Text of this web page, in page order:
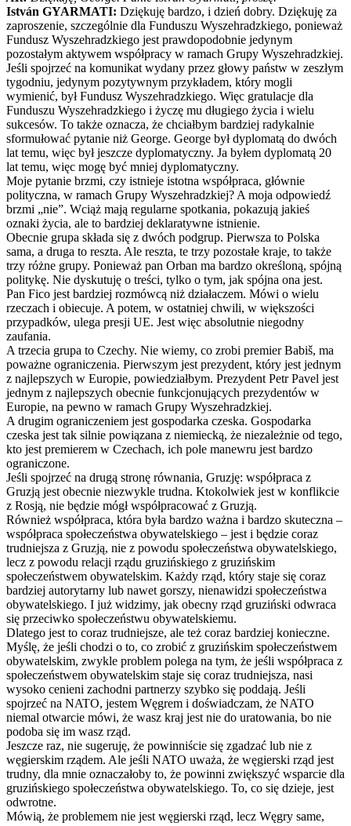
István GYARMATI: Dziękuję bardzo, i dzień dobry. Dziękuję za
zaproszenie, szczególnie dla Funduszu Wyszehradzkiego, ponieważ
Fundusz Wyszehradzkiego jest prawdopodobnie jedynym
pozostałym aktywem współpracy w ramach Grupy Wyszehradzkiej.
Jeśli spojrzeć na komunikat wydany przez głowy państw w zeszłym
tygodniu, jedynym pozytywnym przykładem, który mogli
wymienić, był Fundusz Wyszehradzkiego. Więc gratulacje dla
Funduszu Wyszehradzkiego i życzę mu długiego życia i wielu
sukcesów. To także oznacza, że chciałbym bardziej radykalnie
sformułować pytanie niż George. George był dyplomatą do dwóch
lat temu, więc był jeszcze dyplomatyczny. Ja byłem dyplomatą 20
lat temu, więc mogę być mniej dyplomatyczny.
Moje pytanie brzmi, czy istnieje istotna współpraca, głównie
polityczna, w ramach Grupy Wyszehradzkiej? A moja odpowiedź
brzmi „nie”. Wciąż mają regularne spotkania, pokazują jakieś
oznaki życia, ale to bardziej deklaratywne istnienie.
Obecnie grupa składa się z dwóch podgrup. Pierwsza to Polska
sama, a druga to reszta. Ale reszta, te trzy pozostałe kraje, to także
trzy różne grupy. Ponieważ pan Orban ma bardzo określoną, spójną
politykę. Nie dyskutuję o treści, tylko o tym, jak spójna ona jest.
Pan Fico jest bardziej rozmówcą niż działaczem. Mówi o wielu
rzeczach i obiecuje. A potem, w ostatniej chwili, w większości
przypadków, ulega presji UE. Jest więc absolutnie niegodny
zaufania.
A trzecia grupa to Czechy. Nie wiemy, co zrobi premier Babiš, ma
poważne ograniczenia. Pierwszym jest prezydent, który jest jednym
z najlepszych w Europie, powiedziałbym. Prezydent Petr Pavel jest
jednym z najlepszych obecnie funkcjonujących prezydentów w
Europie, na pewno w ramach Grupy Wyszehradzkiej.
A drugim ograniczeniem jest gospodarka czeska. Gospodarka
czeska jest tak silnie powiązana z niemiecką, że niezależnie od tego,
kto jest premierem w Czechach, ich pole manewru jest bardzo
ograniczone.
Jeśli spojrzeć na drugą stronę równania, Gruzję: współpraca z
Gruzją jest obecnie niezwykle trudna. Ktokolwiek jest w konflikcie
z Rosją, nie będzie mógł współpracować z Gruzją.
Również współpraca, która była bardzo ważna i bardzo skuteczna –
współpraca społeczeństwa obywatelskiego – jest i będzie coraz
trudniejsza z Gruzją, nie z powodu społeczeństwa obywatelskiego,
lecz z powodu relacji rządu gruzińskiego z gruzińskim
społeczeństwem obywatelskim. Każdy rząd, który staje się coraz
bardziej autorytarny lub nawet gorszy, nienawidzi społeczeństwa
obywatelskiego. I już widzimy, jak obecny rząd gruziński odwraca
się przeciwko społeczeństwu obywatelskiemu.
Dlatego jest to coraz trudniejsze, ale też coraz bardziej konieczne.
Myślę, że jeśli chodzi o to, co zrobić z gruzińskim społeczeństwem
obywatelskim, zwykle problem polega na tym, że jeśli współpraca z
społeczeństwem obywatelskim staje się coraz trudniejsza, nasi
wysoko cenieni zachodni partnerzy szybko się poddają. Jeśli
spojrzeć na NATO, jestem Węgrem i doświadczam, że NATO
niemal otwarcie mówi, że wasz kraj jest nie do uratowania, bo nie
podoba się im wasz rząd.
Jeszcze raz, nie sugeruję, że powinniście się zgadzać lub nie z
węgierskim rządem. Ale jeśli NATO uważa, że węgierski rząd jest
trudny, dla mnie oznaczałoby to, że powinni zwiększyć wsparcie dla
gruzińskiego społeczeństwa obywatelskiego. To, co się dzieje, jest
odwrotne.
Mówią, że problemem nie jest węgierski rząd, lecz Węgry same,